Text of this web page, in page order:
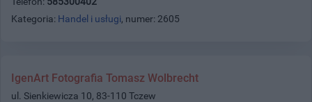
Kategoria: Handel i usługi, numer: 2605
IgenArt Fotografia Tomasz Wolbrecht
ul. Sienkiewicza 10, 83-110 Tczew